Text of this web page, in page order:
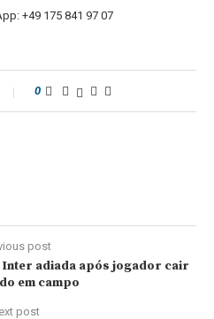
+49 175 841 97 07
0
post
adiada após jogador cair
em campo
post